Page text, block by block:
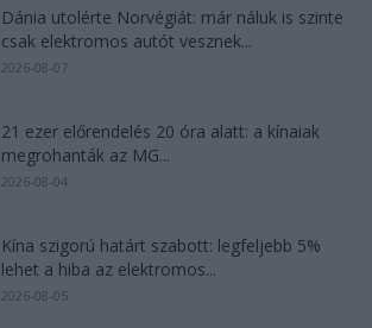
Dánia utolérte Norvégiát: már náluk is szinte
csak elektromos autót vesznek...
2026-08-07
21 ezer előrendelés 20 óra alatt: a kínaiak
megrohanták az MG...
2026-08-04
Kína szigorú határt szabott: legfeljebb 5%
lehet a hiba az elektromos...
2026-08-05